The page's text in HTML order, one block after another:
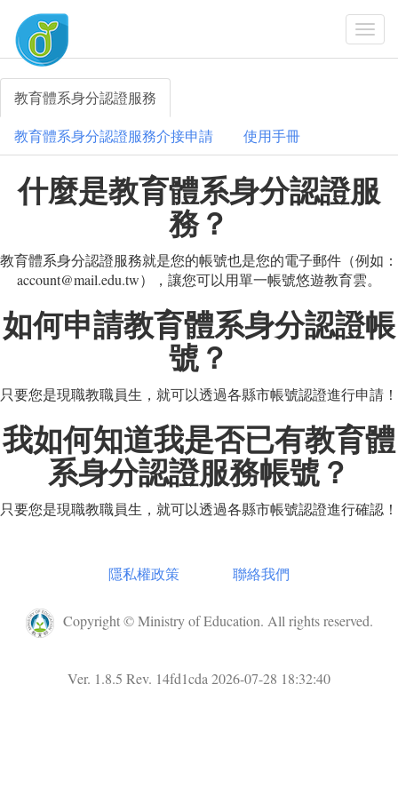
教育體系身分認證服務
教育體系身分認證服務介接申請 使用手冊
什麼是教育體系身分認證服
務？
教育體系身分認證服務就是您的帳號也是您的電子郵件（例如：
account@mail.edu.tw），讓您可以用單一帳號悠遊教育雲。
如何申請教育體系身分認證帳
號？
只要您是現職教職員生，就可以透過各縣市帳號認證進行申請！
我如何知道我是否已有教育體
系身分認證服務帳號？
只要您是現職教職員生，就可以透過各縣市帳號認證進行確認！
隱私權政策 聯絡我們
Copyright © Ministry of Education. All rights reserved.
Ver. 1.8.5 Rev. 14fd1cda 2026-07-28 18:32:40